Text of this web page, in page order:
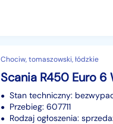
Chociw, tomaszowski, łódzkie
Stan techniczny:
Przebieg: 607711
Rodzaj ogłoszenia: